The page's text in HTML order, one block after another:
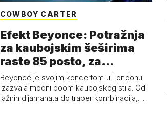
COWBOY CARTER
Efekt Beyonce: Potražnja
za kaubojskim šeširima
raste 85 posto, za
čizmama 53 p…
Beyoncé je svojim koncertom u Londonu
izazvala modni boom kaubojskog stila. Od
lažnih dijamanata do traper kombinacija,…